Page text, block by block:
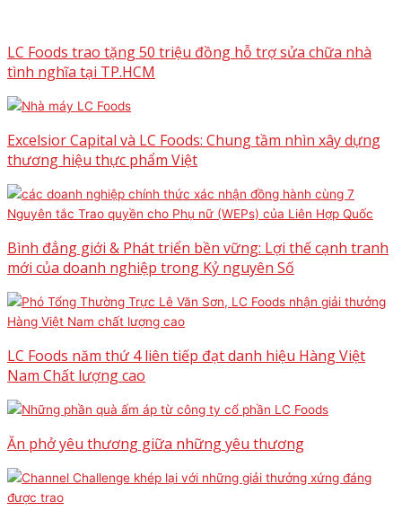
LC Foods trao tặng 50 triệu đồng hỗ trợ sửa chữa nhà
tình nghĩa tại TP.HCM
Excelsior Capital và LC Foods: Chung tầm nhìn xây dựng
thương hiệu thực phẩm Việt
Bình đẳng giới & Phát triển bền vững: Lợi thế cạnh tranh
mới của doanh nghiệp trong Kỷ nguyên Số
LC Foods năm thứ 4 liên tiếp đạt danh hiệu Hàng Việt
Nam Chất lượng cao
Ăn phở yêu thương giữa những yêu thương